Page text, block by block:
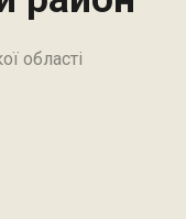
області